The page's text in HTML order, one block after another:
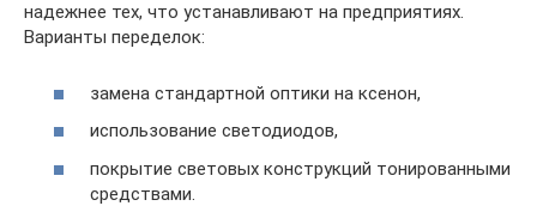
надежнее тех, что устанавливают на предприятиях.
Варианты переделок:
замена стандартной оптики на ксенон,
использование светодиодов,
покрытие световых конструкций тонированными
средствами.